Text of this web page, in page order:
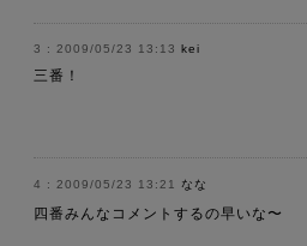
2009/05/23 13:13 kei
三番！
2009/05/23 13:21 なな
四番みんなコメントするの早いな〜